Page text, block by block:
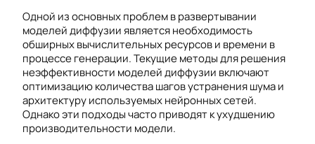
Одной из основных проблем в развертывании
моделей диффузии является необходимость
обширных вычислительных ресурсов и времени в
процессе генерации. Текущие методы для решения
неэффективности моделей диффузии включают
оптимизацию количества шагов устранения шума и
архитектуру используемых нейронных сетей.
Однако эти подходы часто приводят к ухудшению
производительности модели.